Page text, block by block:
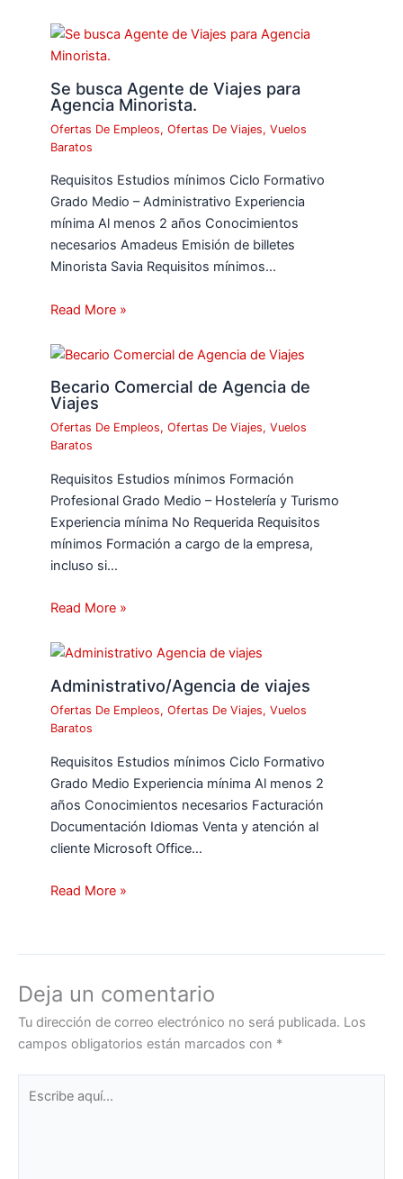
Se busca Agente de Viajes para
Agencia Minorista.
Ofertas De Empleos,Ofertas De Viajes,Vuelos
Baratos
Requisitos Estudios mínimos Ciclo Formativo
Grado Medio – Administrativo Experiencia
mínima Al menos 2 años Conocimientos
necesarios Amadeus Emisión de billetes
Minorista Savia Requisitos mínimos…
Read More »
Becario Comercial de Agencia de
Viajes
Ofertas De Empleos,Ofertas De Viajes,Vuelos
Baratos
Requisitos Estudios mínimos Formación
Profesional Grado Medio – Hostelería y Turismo
Experiencia mínima No Requerida Requisitos
mínimos Formación a cargo de la empresa,
incluso si…
Read More »
Administrativo/Agencia de viajes
Ofertas De Empleos,Ofertas De Viajes,Vuelos
Baratos
Requisitos Estudios mínimos Ciclo Formativo
Grado Medio Experiencia mínima Al menos 2
años Conocimientos necesarios Facturación
Documentación Idiomas Venta y atención al
cliente Microsoft Office…
Read More »
Deja un comentario
Tu dirección de correo electrónico no será publicada. Los
campos obligatorios están marcados con *
aquí...